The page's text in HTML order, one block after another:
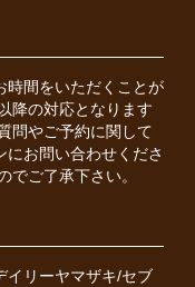
時間をいただくことが
降の対応となります
問やご予約に関して
お問い合わせくださ
でご了承下さい。
イリーヤマザキ/セブ